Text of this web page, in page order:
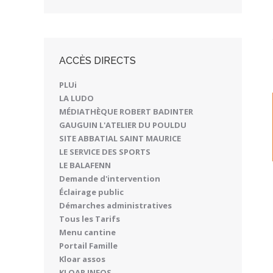
ACCÈS DIRECTS
PLUi
LA LUDO
MÉDIATHÈQUE ROBERT BADINTER
GAUGUIN L'ATELIER DU POULDU
SITE ABBATIAL SAINT MAURICE
LE SERVICE DES SPORTS
LE BALAFENN
Demande d'intervention
Éclairage public
Démarches administratives
Tous les Tarifs
Menu cantine
Portail Famille
Kloar assos